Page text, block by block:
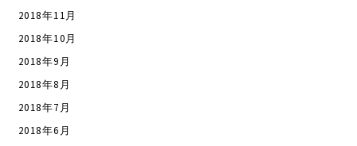
2018年11月
2018年10月
2018年9月
2018年8月
2018年7月
2018年6月